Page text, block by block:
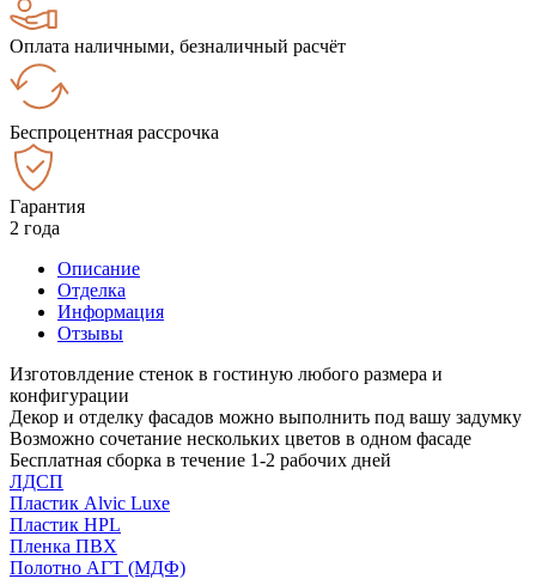
Оплата наличными, безналичный расчёт
Беспроцентная рассрочка
Гарантия
2 года
Описание
Отделка
Информация
Отзывы
Изготовлдение стенок в гостиную любого размера и
конфигурации
Декор и отделку фасадов можно выполнить под вашу задумку
Возможно сочетание нескольких цветов в одном фасаде
Бесплатная сборка в течение 1-2 рабочих дней
ЛДСП
Пластик Alvic Luxe
Пластик HPL
Пленка ПВХ
Полотно АГТ (МДФ)